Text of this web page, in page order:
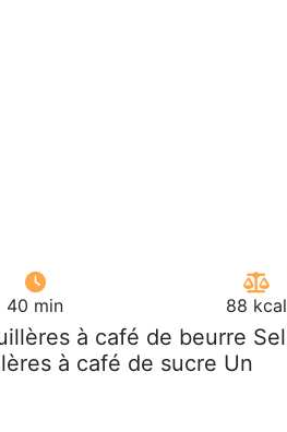
40 min 88 kcal
à café de beurre Sel
à café de sucre Un